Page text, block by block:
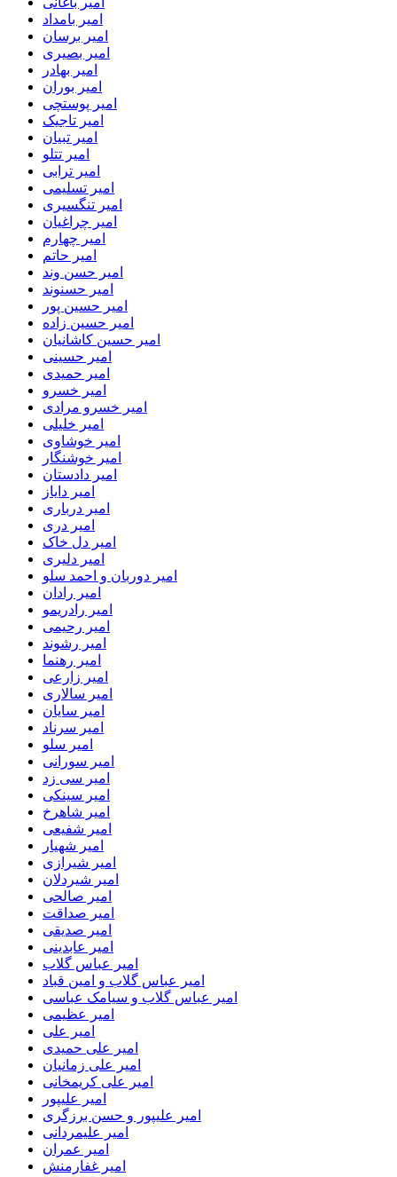
امیر بامداد
امیر برسان
امیر بصیری
امیر بهادر
امیر بوران
امیر پوستچی
امیر تاجیک
امیر تبیان
امیر تتلو
امیر ترابی
امیر تسلیمی
امیر تنگسیری
امیر چراغیان
امیر چهارم
امیر حاتم
امیر حسن وند
امیر حسنوند
امیر حسین پور
امیر حسین زاده
امیر حسین کاشانیان
امیر حسینی
امیر حمیدی
امیر خسرو
امیر خسرو مرادی
امیر خلیلی
امیر خوشاوی
امیر خوشنگار
امیر دادستان
امیر دایاز
امیر درباری
امیر دری
امیر دل خاک
امیر دلیری
امیر دوربان و احمد سلو
امیر رادان
امیر رادریمو
امیر رحیمی
امیر رشوند
امیر رهنما
امیر زارعی
امیر سالاری
امیر سایان
امیر سرناد
امیر سلو
امیر سورانی
امیر سی زد
امیر سینکی
امیر شاهرخ
امیر شفیعی
امیر شهیار
امیر شیرازی
امیر شیردلان
امیر صالحی
امیر صداقت
امیر صدیقی
امیر عابدینی
امیر عباس گلاب
امیر عباس گلاب و امین قباد
امیر عباس گلاب و سیامک عباسی
امیر عظیمی
امیر علی
امیر علی حمیدی
امیر علی زمانیان
امیر علی کریمخانی
امیر علیپور
امیر علیپور و حسن برزگری
امیر علیمردانی
امیر عمران
امیر غفارمنش